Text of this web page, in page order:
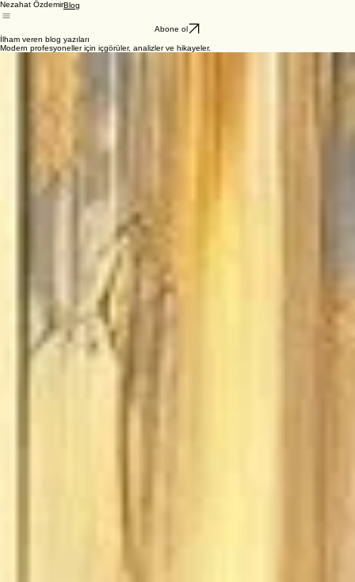
Nezahat ÖzdemirBlog
Abone ol
İlham veren blog yazıları
Modern profesyoneller için içgörüler, analizler ve hikayeler.